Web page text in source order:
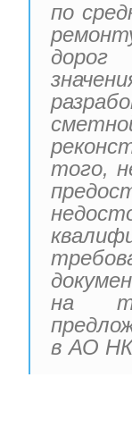
по
дорог
того,
на
в АО